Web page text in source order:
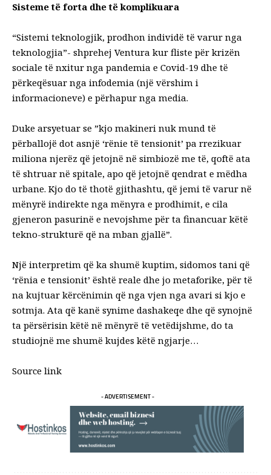
Sisteme të forta dhe të komplikuara
“Sistemi teknologjik, prodhon individë të varur nga
teknologjia”- shprehej Ventura kur fliste për krizën
sociale të nxitur nga pandemia e Covid-19 dhe të
përkeqësuar nga infodemia (një vërshim i
informacioneve) e përhapur nga media.
Duke arsyetuar se ”kjo makineri nuk mund të
përballojë dot asnjë ‘rënie të tensionit’ pa rrezikuar
miliona njerëz që jetojnë në simbiozë me të, qoftë ata
të shtruar në spitale, apo që jetojnë qendrat e mëdha
urbane. Kjo do të thotë gjithashtu, që jemi të varur në
mënyrë indirekte nga mënyra e prodhimit, e cila
gjeneron pasurinë e nevojshme për ta financuar këtë
tekno-strukturë që na mban gjallë”.
Një interpretim që ka shumë kuptim, sidomos tani që
‘rënia e tensionit’ është reale dhe jo metaforike, për të
na kujtuar kërcënimin që nga vjen nga avari si kjo e
sotmja. Ata që kanë synime dashakeqe dhe që synojnë
ta përsërisin këtë në mënyrë të vetëdijshme, do ta
studiojnë me shumë kujdes këtë ngjarje…
Source link
- ADVERTISEMENT -